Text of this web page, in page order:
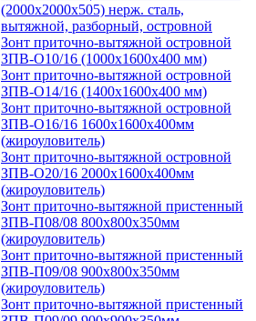
(2000х2000х505) нерж. сталь,
вытяжной, разборный, островной
Зонт приточно-вытяжной островной
ЗПВ-О10/16 (1000х1600х400 мм)
Зонт приточно-вытяжной островной
ЗПВ-О14/16 (1400х1600х400 мм)
Зонт приточно-вытяжной островной
ЗПВ-О16/16 1600х1600х400мм
(жироуловитель)
Зонт приточно-вытяжной островной
ЗПВ-О20/16 2000х1600х400мм
(жироуловитель)
Зонт приточно-вытяжной пристенный
ЗПВ-П08/08 800х800х350мм
(жироуловитель)
Зонт приточно-вытяжной пристенный
ЗПВ-П09/08 900х800х350мм
(жироуловитель)
Зонт приточно-вытяжной пристенный